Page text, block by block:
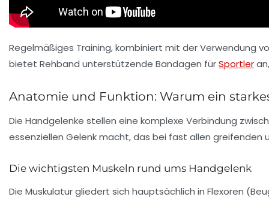
Regelmäßiges Training, kombiniert mit der Verwendung
bietet Rehband unterstützende Bandagen fürSportler
Anatomie und Funktion: Warum ein
Die Handgelenke stellen eine komplexe Verbindung
essenziellen Gelenk macht, das bei fast allen
Die wichtigsten Muskeln rund ums Handgelenk
Die Muskulatur gliedert sich hauptsächlich in Flexoren